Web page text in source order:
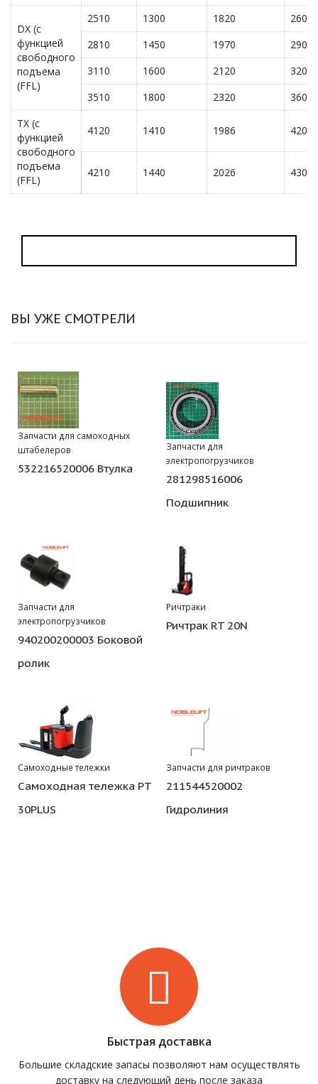
DX (с
функцией
свободного
подъема
(FFL)
2510 1300 1820
2600
2810
1450 1970
2900
3110
1600 2120
3200
3510
1800 2320
3600
TX (с
функцией
свободного
подъема
(FFL)
4120 1410 1986 4200
4210 1440 2026 4300
ВЫ УЖЕ СМОТРЕЛИ
Запчасти для самоходных
штабелеров
532216520006 Втулка
Запчасти для
электропогрузчиков
281298516006
Подшипник
Запчасти для
электропогрузчиков
940200200003 Боковой
ролик
Ричтраки
Ричтрак RT 20N
Самоходные тележки
Самоходная тележка PT
30PLUS
Запчасти для ричтраков
211544520002
Гидролиния
Быстрая доставка
Большие складские запасы позволяют нам осуществлять
доставку на следующий день после заказа